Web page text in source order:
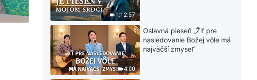
1:12:57
4:00
Oslavná pieseň „Žiť pre
nasledovanie Božej vôle má
najväčší zmysel“